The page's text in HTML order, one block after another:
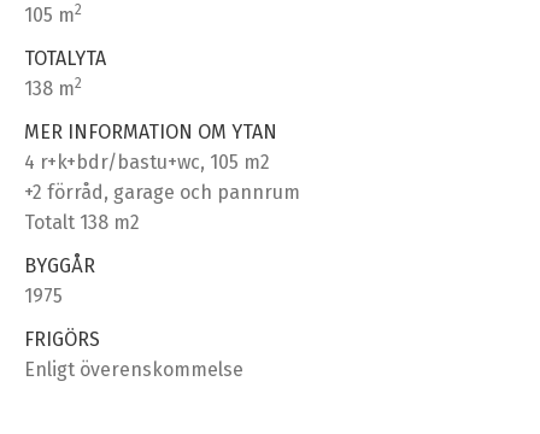
105 m2
TOTALYTA
138 m2
MER INFORMATION OM YTAN
4 r+k+bdr/bastu+wc, 105 m2
+2 förråd, garage och pannrum
Totalt 138 m2
BYGGÅR
1975
FRIGÖRS
Enligt överenskommelse